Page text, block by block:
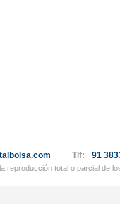
Tlf: 91
reproducción total o parcial de